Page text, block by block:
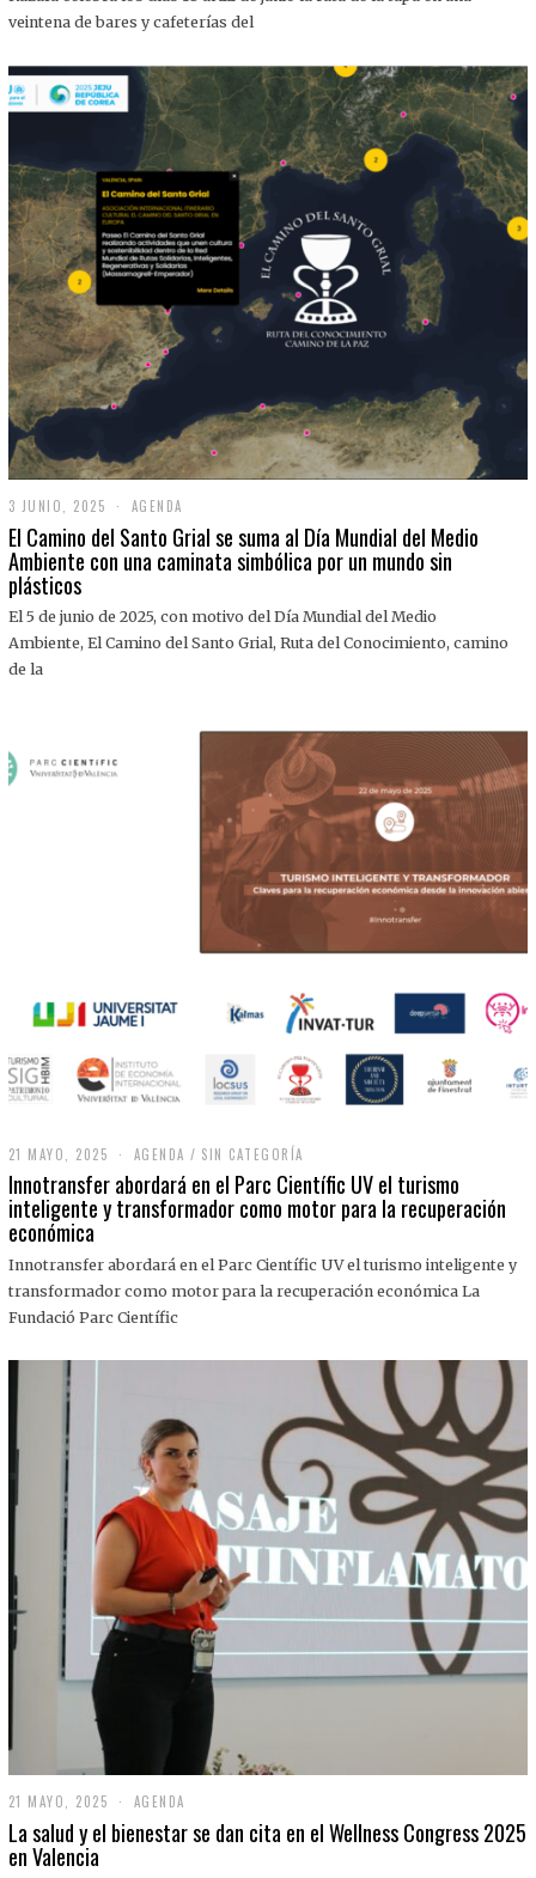
O
0
2
5
veintena de bares y cafeterías del
3 JUNIO, 2025
J
U
N
,
0
AGENDA
El Camino del Santo Grial se suma al Día Mundial del Medio
Ambiente con una caminata simbólica por un mundo sin
plásticos
El 5 de junio de 2025, con motivo del Día Mundial del Medio
Ambiente, El Camino del Santo Grial, Ruta del Conocimiento, camino
de la
21 MAYO, 2025
M
A
Y
,
0
2
AGENDA / SIN CATEGORÍA
Innotransfer abordará en el Parc Científic UV el turismo
inteligente y transformador como motor para la recuperación
económica
Innotransfer abordará en el Parc Científic UV el turismo inteligente y
transformador como motor para la recuperación económica La
Fundació Parc Científic
21 MAYO, 2025
1
M
AGENDA
La salud y el bienestar se dan cita en el Wellness Congress 2025
en Valencia